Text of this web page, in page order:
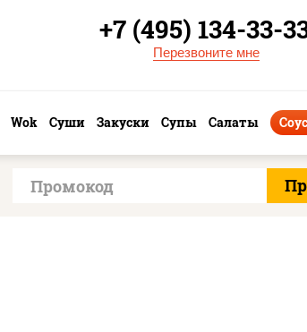
+7 (495) 134-33-
Перезвоните мне
Wok Суши Закуски Супы Салаты